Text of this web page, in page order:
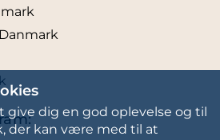
give dig en god oplevelse og til
der kan være med til at